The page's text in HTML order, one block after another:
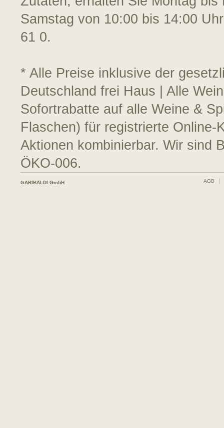
Samstag von 10:00 bis 14:00
61 0.
* Alle Preise inklusive der
Deutschland frei Haus | Alle
Sofortrabatte auf alle Weine &
Flaschen) für registrierte
Aktionen kombinierbar. Wir sind
ÖKO-006.
GARIBALDI GmbH AGB